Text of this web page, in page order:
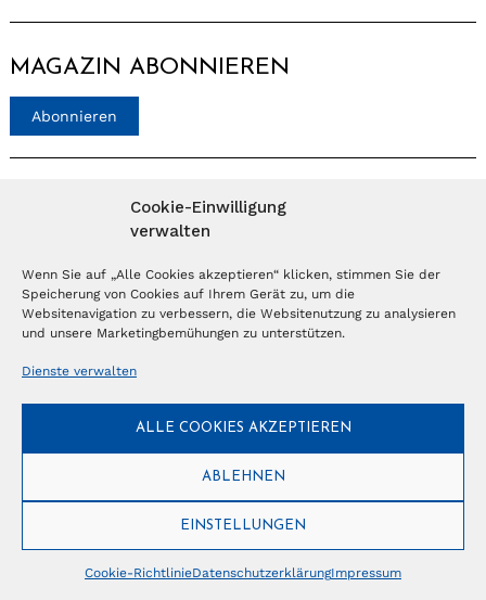
Cookie-Einwilligung
verwalten
Wenn Sie auf „Alle Cookies akzeptieren“ klicken, stimmen Sie der
Speicherung von Cookies auf Ihrem Gerät zu, um die
Websitenavigation zu verbessern, die Websitenutzung zu analysieren
und unsere Marketingbemühungen zu unterstützen.
Dienste verwalten
ALLE COOKIES AKZEPTIEREN
ABLEHNEN
EINSTELLUNGEN
Cookie-RichtlinieDatenschutzerklärungImpressum
MAGAZIN ABONNIEREN
Abonnieren
NEWSLETTER
© Copyright 2026 – Ferientrends //info@tlvg.ch// +41 31 300 30 85 //